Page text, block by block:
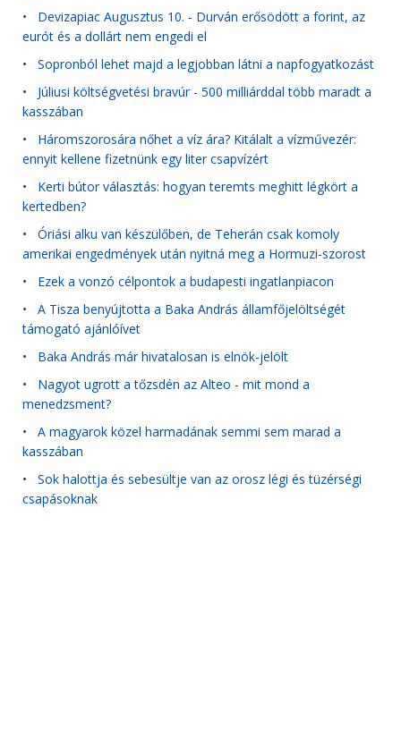
• Devizapiac Augusztus 10. - Durván erősödött a forint, az
eurót és a dollárt nem engedi el
• Sopronból lehet majd a legjobban látni a napfogyatkozást
• Júliusi költségvetési bravúr - 500 milliárddal több maradt a
kasszában
• Háromszorosára nőhet a víz ára? Kitálalt a vízművezér:
ennyit kellene fizetnünk egy liter csapvízért
• Kerti bútor választás: hogyan teremts meghitt légkört a
kertedben?
• Óriási alku van készülőben, de Teherán csak komoly
amerikai engedmények után nyitná meg a Hormuzi-szorost
• Ezek a vonzó célpontok a budapesti ingatlanpiacon
• A Tisza benyújtotta a Baka András államfőjelöltségét
támogató ajánlóívet
• Baka András már hivatalosan is elnök-jelölt
• Nagyot ugrott a tőzsdén az Alteo - mit mond a
menedzsment?
• A magyarok közel harmadának semmi sem marad a
kasszában
• Sok halottja és sebesültje van az orosz légi és tüzérségi
csapásoknak